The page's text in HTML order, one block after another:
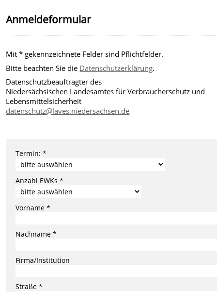
Anmeldeformular
Mit * gekennzeichnete Felder sind Pflichtfelder.
Bitte beachten Sie die Datenschutzerklärung.
Datenschutzbeauftragter des
Niedersächsischen Landesamtes für Verbraucherschutz und
Lebensmittelsicherheit
datenschutz@laves.niedersachsen.de
Termin: *
Anzahl EWKs *
Vorname *
Nachname *
Firma/Institution
Straße *